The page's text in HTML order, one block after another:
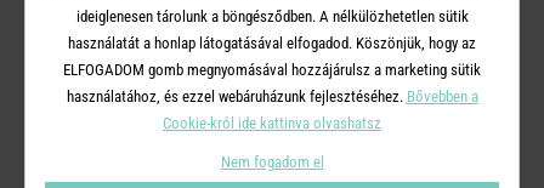
A TERMÉKCSALÁD TOVÁBBI
TERMÉKEI
ideiglenesen tárolunk a böngésződben. A nélkülözhetetlen sütik
használatát a honlap látogatásával elfogadod. Köszönjük, hogy az
ELFOGADOM gomb megnyomásával hozzájárulsz a marketing sütik
használatához, és ezzel webáruházunk fejlesztéséhez. Bővebben a
Cookie-król ide kattinva olvashatsz
Nem fogadom el